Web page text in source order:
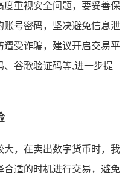
重视安全问题，要妥善保
号密码，坚决避免信息泄
遭受诈骗，建议开启交易平
谷歌验证码等,进一步提
，在卖出数字货币时，我
适的时机进行交易，避免